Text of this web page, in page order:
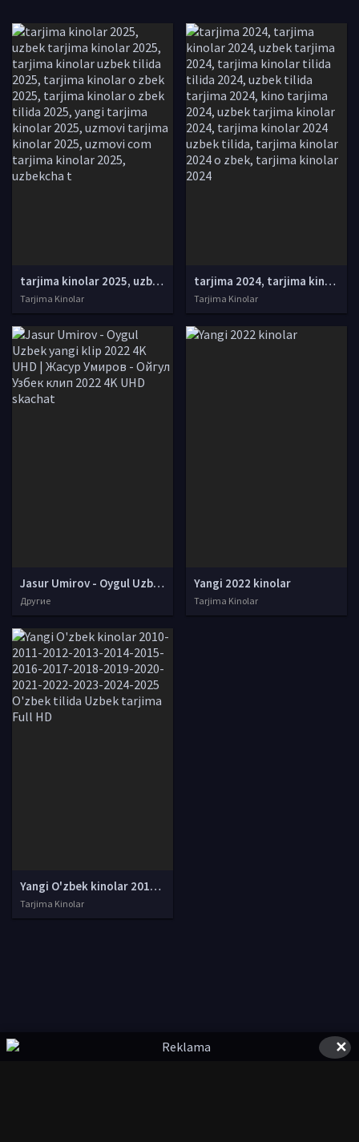
tarjima kinolar 2025, uzbek tarjima kinolar 2025, tarjima kinolar uzbek tilida 2025, tarjima kinolar o zbek 2025, tarjima kinolar o zbek tilida 2025, yangi tarjima kinolar 2025, uzmovi tarjima kinolar 2025, uzmovi com tarjima kinolar 2025, uzbekcha t
Tarjima Kinolar
tarjima 2024, tarjima kinolar 2024, uzbek tarjima 2024, tarjima kinolar tilida tilida 2024, uzbek tilida tarjima 2024, kino tarjima 2024, uzbek tarjima kinolar 2024, tarjima kinolar 2024 uzbek tilida, tarjima kinolar 2024 o zbek, tarjima kinolar 2024
Tarjima Kinolar
Jasur Umirov - Oygul Uzbek yangi klip 2022 4K UHD | Жасур Умиров - Ойгул Узбек клип 2022 4K UHD skachat
Другие
Yangi 2022 kinolar
Tarjima Kinolar
Yangi O'zbek kinolar 2010-2011-2012-2013-2014-2015-2016-2017-2018-2019-2020-2021-2022-2023-2024-2025 O'zbek tilida Uzbek tarjima Full HD
Tarjima Kinolar
✕